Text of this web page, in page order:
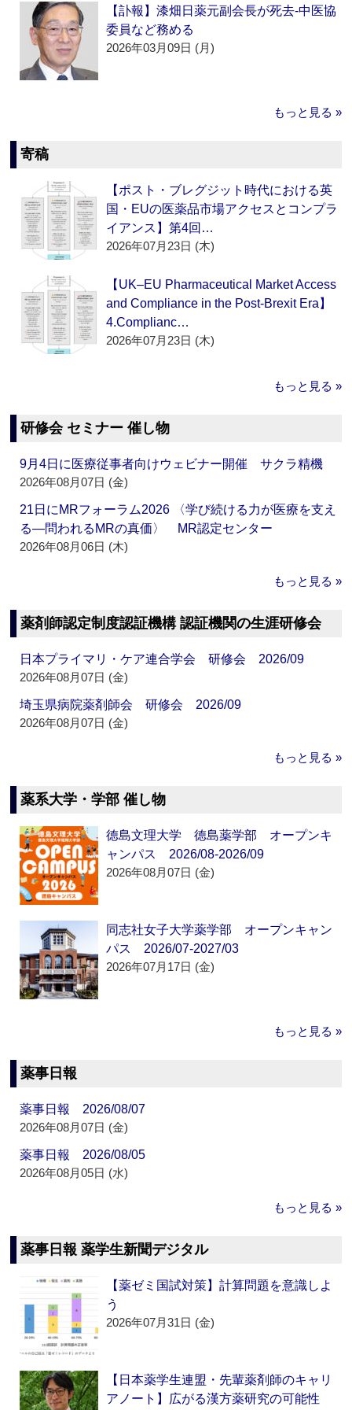
【訃報】漆畑日薬元副会長が死去‐中医協
委員など務める
2026年03月09日 (月)
もっと見る »
寄稿
【ポスト・ブレグジット時代における英
国・EUの医薬品市場アクセスとコンプラ
イアンス】第4回…
2026年07月23日 (木)
【UK–EU Pharmaceutical Market Access
and Compliance in the Post-Brexit Era】
4.Complianc…
2026年07月23日 (木)
もっと見る »
研修会 セミナー 催し物
9月4日に医療従事者向けウェビナー開催 サクラ精機
2026年08月07日 (金)
21日にMRフォーラム2026 〈学び続ける力が医療を支え
る―問われるMRの真価〉 MR認定センター
2026年08月06日 (木)
もっと見る »
薬剤師認定制度認証機構 認証機関の生涯研修会
日本プライマリ・ケア連合学会 研修会 2026/09
2026年08月07日 (金)
埼玉県病院薬剤師会 研修会 2026/09
2026年08月07日 (金)
もっと見る »
薬系大学・学部 催し物
徳島文理大学 徳島薬学部 オープンキ
ャンパス 2026/08-2026/09
2026年08月07日 (金)
同志社女子大学薬学部 オープンキャン
パス 2026/07-2027/03
2026年07月17日 (金)
もっと見る »
薬事日報
薬事日報 2026/08/07
2026年08月07日 (金)
薬事日報 2026/08/05
2026年08月05日 (水)
もっと見る »
薬事日報 薬学生新聞デジタル
【薬ゼミ国試対策】計算問題を意識しよ
う
2026年07月31日 (金)
【日本薬学生連盟・先輩薬剤師のキャリ
アノート】広がる漢方薬研究の可能性